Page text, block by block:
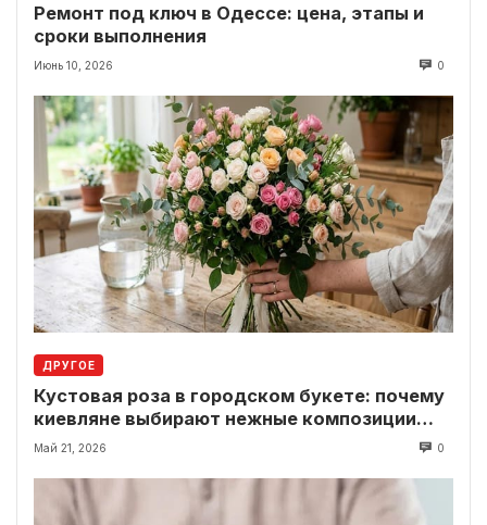
Ремонт под ключ в Одессе: цена, этапы и
сроки выполнения
Июнь 10, 2026 0
ДРУГОЕ
Кустовая роза в городском букете: почему
киевляне выбирают нежные композиции
вместо классики
Май 21, 2026 0